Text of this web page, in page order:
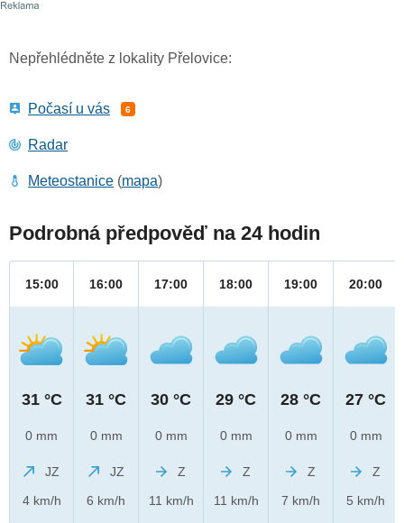
Nepřehlédněte z lokality Přelovice:
Počasí u vás 6
Radar
Meteostanice (mapa)
Podrobná předpověď na 24 hodin
15:00
31 °C
0 mm
JZ
4 km/h
16:00
31 °C
0 mm
JZ
6 km/h
17:00
30 °C
0 mm
Z
11 km/h
18:00
29 °C
0 mm
Z
11 km/h
19:00
28 °C
0 mm
Z
7 km/h
20:00
27 °C
0 mm
Z
5 km/h